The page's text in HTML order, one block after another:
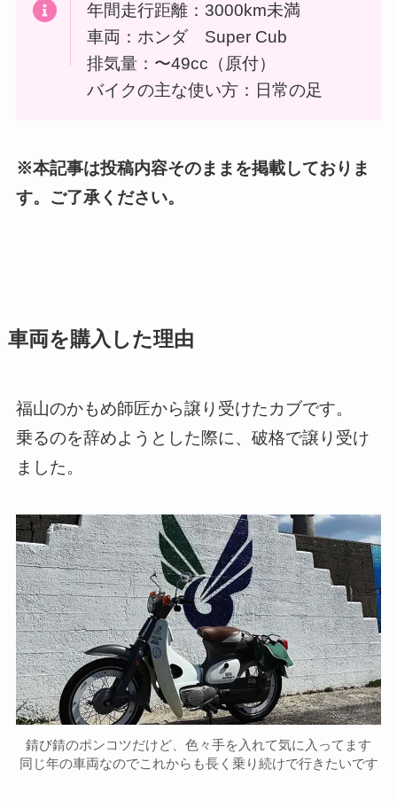
年間走行距離：3000km未満
車両：ホンダ Super Cub
排気量：〜49cc（原付）
バイクの主な使い方：日常の足
※本記事は投稿内容そのままを掲載しておりま
す。ご了承ください。
車両を購入した理由
福山のかもめ師匠から譲り受けたカブです。
乗るのを辞めようとした際に、破格で譲り受け
ました。
錆び錆のポンコツだけど、色々手を入れて気に入ってます
同じ年の車両なのでこれからも長く乗り続けで行きたいです